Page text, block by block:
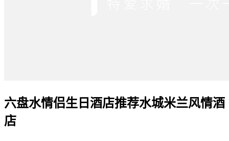
六盘水情侣生日酒店推荐水城米兰风情酒
店